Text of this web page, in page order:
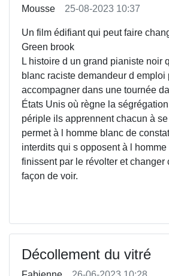
Mousse 25-08-2023 10:37
Un film édifiant qui peut faire
Green brook
L histoire d un grand pianiste noir
blanc raciste demandeur d emploi
accompagner dans une tournée
États Unis où règne la
périple ils apprennent chacun à
permet à l homme blanc de
interdits qui s opposent à l
finissent par le révolter et changer
façon de voir.
Décollement du vitré